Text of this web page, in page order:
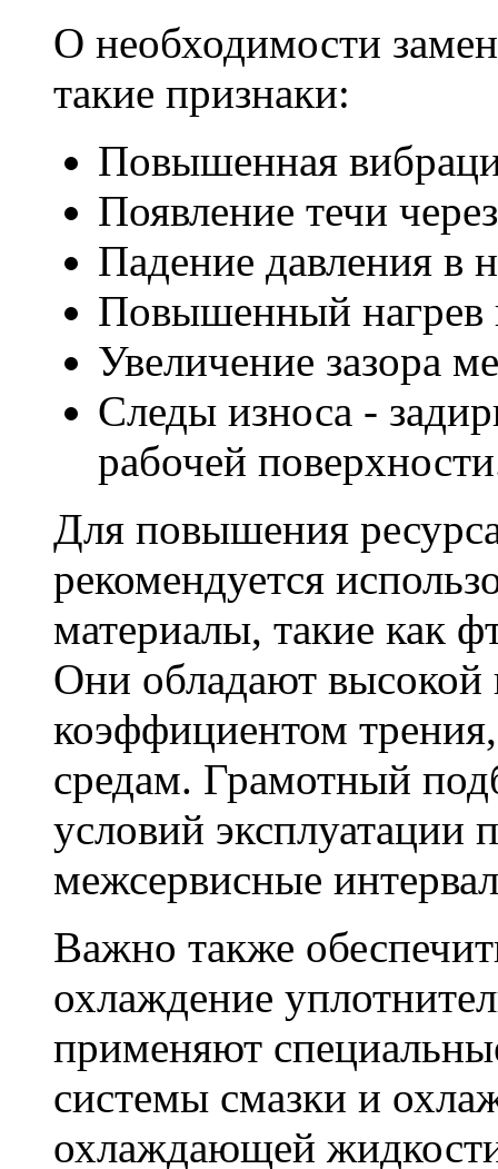
О необходимости
такие признаки:
Повышенная
Появление течи
Падение давления в
Повышенный нагрев
Увеличение зазора
Следы износа -
рабочей
Для повышения
рекомендуется
материалы, такие как
Они обладают высокой
коэффициентом
средам. Грамотный
условий эксплуатации
межсервисные
Важно также
охлаждение
применяют
системы смазки и
охлаждающей